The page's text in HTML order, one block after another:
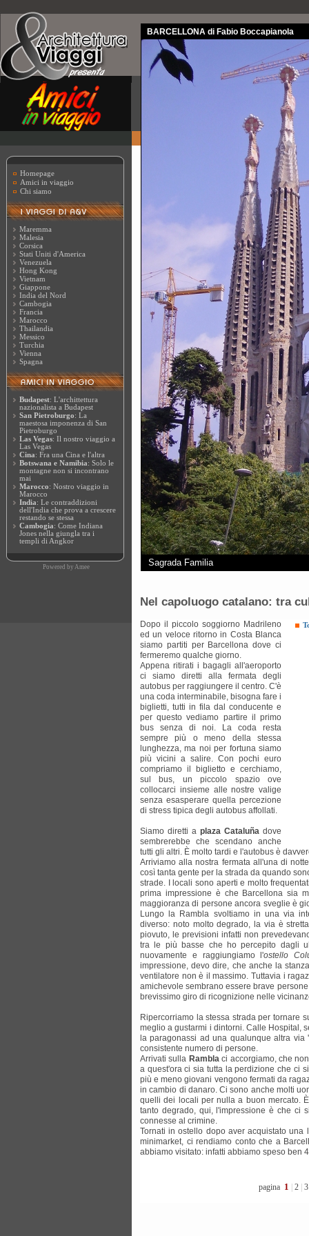
Homepage
Amici in viaggio
Chi siamo
Maremma
Malesia
Corsica
Stati Uniti d'America
Venezuela
Hong Kong
Vietnam
Giappone
India del Nord
Cambogia
Francia
Marocco
Thailandia
Messico
Turchia
Vienna
Spagna
Budapest: L'archittettura
nazionalista a Budapest
San Pietroburgo: La
maestosa imponenza di San
Pietroburgo
Las Vegas: Il nostro viaggio a
Las Vegas
Cina: Fra una Cina e l'altra
Botswana e Namibia: Solo le
montagne non si incontrano
mai
Marocco: Nostro viaggio in
Marocco
India: Le contraddizioni
dell'India che prova a crescere
restando se stessa
Cambogia: Come Indiana
Jones nella giungla tra i
templi di Angkor
Powered by Amee
BARCELLONA di Fabio Boccapianola
Sagrada Familia
Nel capoluogo catalano: tra
Dopo il piccolo soggiorno Madrileno
ed un veloce ritorno in Costa Blanca
siamo partiti per Barcellona dove ci
fermeremo qualche giorno.
Appena ritirati i bagagli all'aeroporto
ci siamo diretti alla fermata degli
autobus per raggiungere il centro. C'è
una coda interminabile, bisogna fare i
biglietti, tutti in fila dal conducente e
per questo vediamo partire il primo
bus senza di noi. La coda resta
sempre più o meno della stessa
lunghezza, ma noi per fortuna siamo
più vicini a salire. Con pochi euro
compriamo il biglietto e cerchiamo,
sul bus, un piccolo spazio ove
collocarci insieme alle nostre valige
senza esasperare quella percezione
di stress tipica degli autobus affollati.
Siamo diretti a plaza Cataluña dove
sembrerebbe che scendano anche
tutti gli altri. È molto tardi e l'autobus è
Arriviamo alla nostra fermata all'una di
così tanta gente per la strada da quando
strade. I locali sono aperti e molto
prima impressione è che Barcellona sia
maggioranza di persone ancora sveglie è
Lungo la Rambla svoltiamo in una via
diverso: noto molto degrado, la via è
piovuto, le previsioni infatti non
tra le più basse che ho percepito dagli
nuovamente e raggiungiamo l'ostello
impressione, devo dire, che anche la
ventilatore non è il massimo. Tuttavia i
amichevole sembrano essere brave
brevissimo giro di ricognizione nelle
Ripercorriamo la stessa strada per tornare
meglio a gustarmi i dintorni. Calle Hospital,
la paragonassi ad una qualunque altra
consistente numero di persone.
Arrivati sulla Ramblaci accorgiamo, che
a quest'ora ci sia tutta la perdizione che ci
più e meno giovani vengono fermati da
in cambio di danaro. Ci sono anche molti
quelli dei locali per nulla a buon mercato.
tanto degrado, qui, l'impressione è che ci
connesse al crimine.
Tornati in ostello dopo aver acquistato
minimarket, ci rendiamo conto che a
abbiamo visitato: infatti abbiamo speso ben
pagina 1 2 3